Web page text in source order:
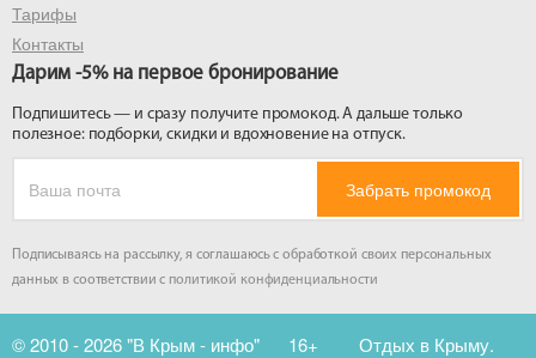
Тарифы
Контакты
Дарим -5% на первое бронирование
Подпишитесь — и сразу получите промокод. А дальше только
полезное: подборки, скидки и вдохновение на отпуск.
Забрать промокод
Подписываясь на рассылку, я соглашаюсь с обработкой своих персональных
данных в соответствии с политикой конфиденциальности
© 2010 - 2026 "В Крым - инфо" 16+
Отдых в Крыму.